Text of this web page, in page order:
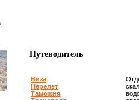
Путеводитель
Виза
Перелёт
Таможня